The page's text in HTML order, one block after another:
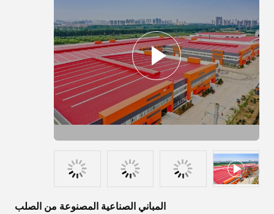
المباني الصناعية المصنوعة من الصلب